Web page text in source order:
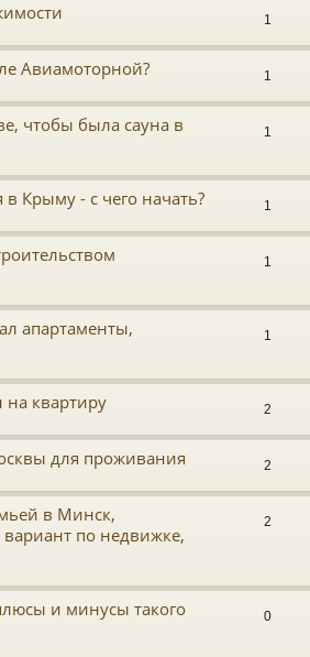
1
Авиамоторной? 1
чтобы была сауна в
1
Крыму - с чего начать? 1
1
апартаменты,
1
на квартиру 2
для проживания 2
в Минск,
по недвижке,
2
и минусы такого
0